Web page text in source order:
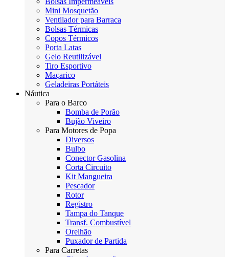
Mini Mosquetão
Ventilador para Barraca
Bolsas Térmicas
Copos Térmicos
Porta Latas
Gelo Reutilizável
Tiro Esportivo
Maçarico
Geladeiras Portáteis
Náutica
Para o Barco
Bomba de Porão
Bujão Viveiro
Para Motores de Popa
Diversos
Bulbo
Conector Gasolina
Corta Circuito
Kit Mangueira
Pescador
Rotor
Registro
Tampa do Tanque
Transf. Combustível
Orelhão
Puxador de Partida
Para Carretas